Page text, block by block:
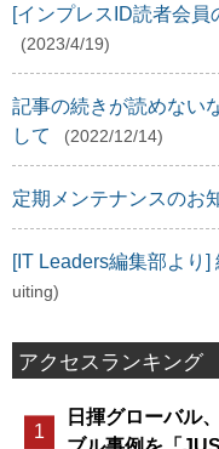
[インプレスID読者会
(2023/4/19)
記事の続きが読めない
して
(2022/12/14)
定期メンテナンスのお
[IT Leaders編集部より
uiting)
アクセスランキング
日揮グローバル